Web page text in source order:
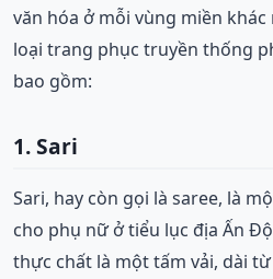
văn hóa ở mỗi vùng miền
loại trang phục truyền thống
bao gồm:
1. Sari
Sari, hay còn gọi là saree, là
cho phụ nữ ở tiểu lục địa Ấn
thực chất là một tấm vải, dài